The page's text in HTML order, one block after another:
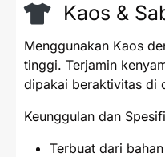
Kaos &
Menggunakan Kaos
tinggi. Terjamin
dipakai beraktivitas di
Keunggulan dan
Terbuat dari